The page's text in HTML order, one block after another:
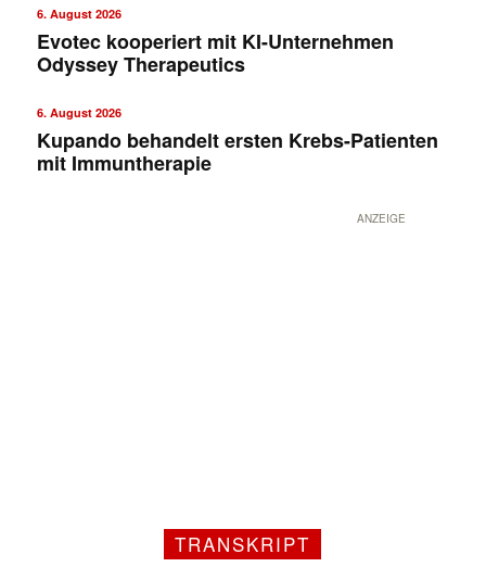
6. August 2026
Evotec kooperiert mit KI-Unternehmen
Odyssey Therapeutics
6. August 2026
Kupando behandelt ersten Krebs-Patienten
mit Immuntherapie
ANZEIGE
TRANSKRIPT